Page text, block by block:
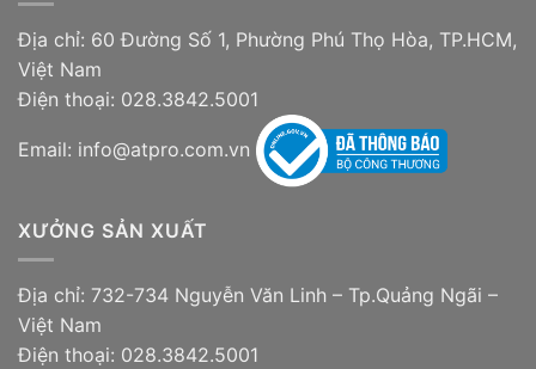
Địa chỉ: 60 Đường Số 1, Phường Phú Thọ Hòa, TP.HCM,
Việt Nam
Điện thoại: 028.3842.5001
Email: info@atpro.com.vn
XƯỞNG SẢN XUẤT
Địa chỉ: 732-734 Nguyễn Văn Linh – Tp.Quảng Ngãi –
Việt Nam
Điện thoại: 028.3842.5001